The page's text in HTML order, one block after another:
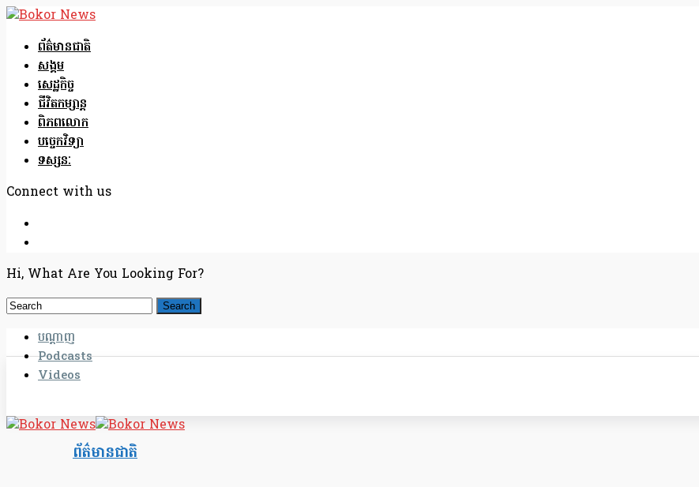
ព័ត៌មានជាតិ
សង្គម
សេដ្ឋកិច្ច
ជីវិតកម្សាន្ត
ពិភពលោក
បច្ចេកវិទ្យា
ទស្សនៈ
Connect with us
Hi, What Are You Looking For?
បណ្តាញ
Podcasts
Videos
ព័ត៌មានជាតិ